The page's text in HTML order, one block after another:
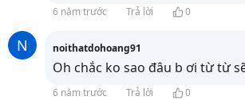
6 năm trước Trả lời 0
N noithatdohoang91
Oh chắc ko sao đâu b ơi từ từ
6 năm trước Trả lời 0